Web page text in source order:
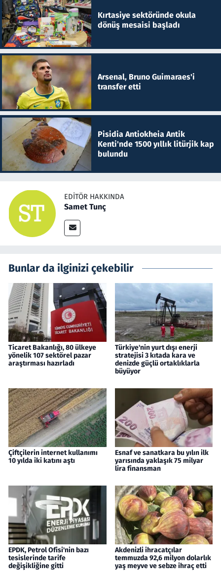
Kırtasiye sektöründe okula
dönüş mesaisi başladı
Arsenal, Bruno Guimaraes'i
transfer etti
Pisidia Antiokheia Antik
Kenti'nde 1500 yıllık litürjik kap
bulundu
EDITÖR HAKKINDA
Samet Tunç
Bunlar da ilginizi çekebilir
Ticaret Bakanlığı, 80 ülkeye
yönelik 107 sektörel pazar
araştırması hazırladı
Türkiye'nin yurt dışı enerji
stratejisi 3 kıtada kara ve
denizde güçlü ortaklıklarla
büyüyor
Çiftçilerin internet kullanımı
10 yılda iki katını aştı
Esnaf ve sanatkara bu yılın ilk
yarısında yaklaşık 75 milyar
lira finansman
EPDK, Petrol Ofisi'nin bazı
tesislerinde tarife
değişikliğine gitti
Akdenizli ihracatçılar
temmuzda 92,6 milyon dolarlık
yaş meyve ve sebze ihraç etti